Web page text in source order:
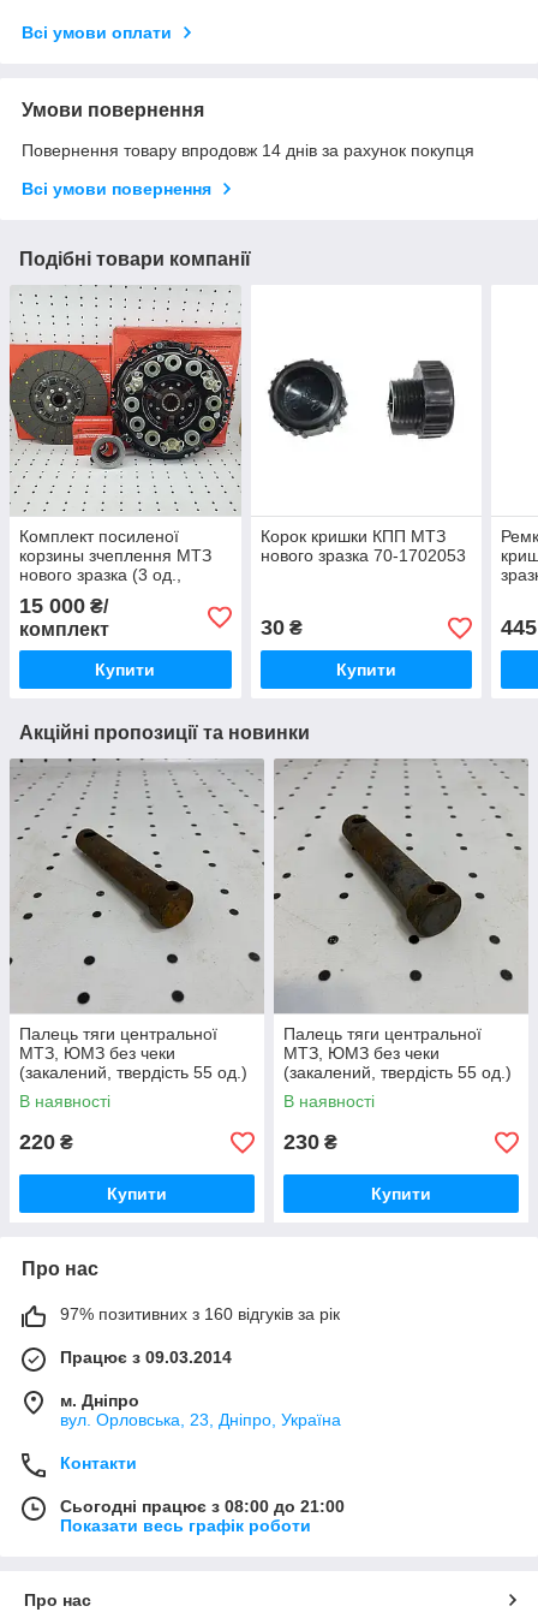
Всі умови оплати
Умови повернення
Повернення товару впродовж 14 днів за рахунок покупця
Всі умови повернення
Подібні товари компанії
Комплект посиленої
корзины зчеплення МТЗ
нового зразка (3 од.,
БЗТДіА)
15 000 ₴/
комплект
Купити
Корок кришки КПП МТЗ
нового зразка 70-1702053
30₴
Купити
445
Акційні пропозиції та новинки
Палець тяги центральної
МТЗ, ЮМЗ без чеки
(закалений, твердість 55 од.)
(22 мм) (вир-во TDX)
В наявності
220 ₴
Купити
Палець тяги центральної
МТЗ, ЮМЗ без чеки
(закалений, твердість 55 од.)
(25 мм) (вир-во TDX)
В наявності
230 ₴
Купити
Про нас
97% позитивних з 160 відгуків за рік
Працює з 09.03.2014
м. Дніпро
вул. Орловська, 23, Дніпро, Україна
Контакти
Сьогодні працює з 08:00 до 21:00
Показати весь графік роботи
Про нас